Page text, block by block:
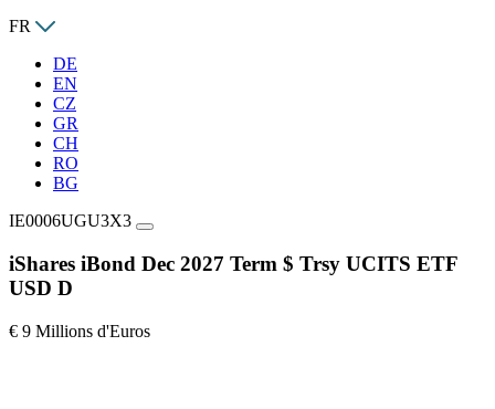
FR
DE
EN
CZ
GR
CH
RO
BG
IE0006UGU3X3
iShares iBond Dec 2027 Term $ Trsy UCITS ETF
USD D
€ 9 Millions d'Euros